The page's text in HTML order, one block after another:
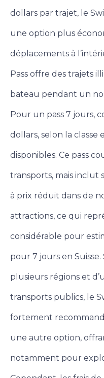
dollars par trajet, le
une option plus
déplacements à
Pass offre des trajets
bateau pendant un
Pour un pass 7 jours,
dollars, selon la
disponibles. Ce pass
transports, mais inclut
à prix réduit dans de
attractions, ce qui
considérable pour
pour 7 jours en
plusieurs régions et
transports publics, le
fortement
une autre option,
notamment pour